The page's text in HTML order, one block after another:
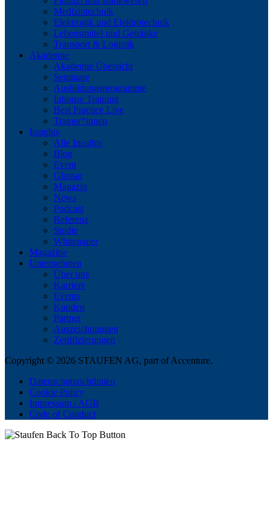
Medizintechnik
Elektronik und Elektrotechnik
Lebensmittel und Getränke
Transport & Logistik
Akademie
Akademie Übersicht
Seminare
Ausbildungsprogramme
Inhouse Training
Best Practice Live
Trainer*innen
Insights
Alle Insights
Blog
Event
Glossar
Magazin
News
Podcast
Referenz
Studie
Whitepaper
Magazine
Unternehmen
Über uns
Karriere
Events
Kunden
Partner
Auszeichnungen
Zertifizierungen
Copyright © 2026 STAUFEN AG, part of Accenture.
Datenschutzrichtlinien
Cookie Policy
Impressum / AGB
Code of Conduct